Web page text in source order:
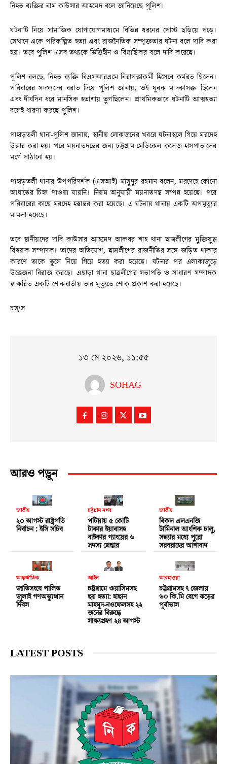
নিহত ব্যক্তির নাম কাউসার আহমেদ বলে জানিয়েছে পুলিশ।
ঘটনাটি নিয়ে সামাজিক যোগাযোগমাধ্যমে বিভিন্ন ধরনের পোস্ট ছড়িয়ে পড়ে।
সেখানে একে পরিকল্পিত হত্যা এবং রাজনৈতিক সম্পৃক্ততার ঘটনা বলে দাবি করা
হয়। তবে পুলিশ এসব তথ্যকে ভিত্তিহীন ও বিভ্রান্তিকর বলে দাবি করেছে।
পুলিশ বলছে, নিহত ব্যক্তি বিএসআরএমে নিরাপত্তাকর্মী হিসেবে কর্মরত ছিলেন।
পরিবারের সদস্যদের বরাত দিয়ে পুলিশ জানায়, ওই যুবক মাদকাসক্ত ছিলেন
এবং দীর্ঘদিন ধরে মানসিক হতাশায় ভুগছিলেন। প্রাথমিকভাবে ঘটনাটি আত্মহত্যা
বলেই ধারণা করছে পুলিশ।
পাহাড়তলী থানা-পুলিশ জানায়, স্থানীয় লোকজনের খবরে ঘটনাস্থলে গিয়ে মরদেহ
উদ্ধার করা হয়। পরে ময়নাতদন্তের জন্য চট্টগ্রাম মেডিকেল কলেজ হাসপাতালের
মর্গে পাঠানো হয়।
পাহাড়তলী থানার উপপরিদর্শক (এসআই) মাসুদুর রহমান বলেন, মরদেহে কোনো
আঘাতের চিহ্ন পাওয়া যায়নি। নিয়ম অনুযায়ী ময়নাতদন্ত সম্পন্ন হয়েছে। পরে
পরিবারের কাছে মরদেহ হস্তান্তর করা হয়েছে। এ ঘটনায় থানায় একটি অপমৃত্যুর
মামলা হয়েছে।
তবে স্থানীয়দের দাবি কাউসার আহমেদ আকবর শাহ থানা ছাত্রলীগের মুক্তিযুদ্ধ
বিষয়ক সম্পাদক। তাদের অভিযোগ, ছাত্রলীগের রাজনীতির সঙ্গে জড়িত থাকার
কারণে তাকে তুলে নিয়ে গিয়ে হত্যা করা হয়েছে। ঘটনার পর এলাকাজুড়ে
উত্তেজনা বিরাজ করছে। এছাড়া থানা ছাত্রলীগের সভাপতি ও সাধারণ সম্পাদক
স্বাক্ষরিত একটি শোকবার্তায় তার মৃত্যুতে শোক প্রকাশ করা হয়েছে।
চস/স
১৩ মে ২০২৬, ১১:৫৫
SOHAG
আরও পড়ুন
জাতীয়
২০ আগস্ট রাষ্ট্রপতি
নির্বাচন : ইসি সচিব
চট্টগ্রাম নগর
পটিয়ায় ৫ কোটি
টাকার ইয়াবাসহ
বাইকার গ্যাংয়ের ৬
সদস্য গ্রেপ্তার
জাতীয়
বিকল এলএনজি
টার্মিনাল আংশিক চালু,
সন্ধ্যার মধ্যে পুরো
সরবরাহের আশাবাদ
আন্তর্জাতিক
জাতিসংঘে পালিত
জুলাই গণঅভ্যুত্থান
দিবস
আইন
চট্টগ্রামে ওয়াসিমসহ
ছয় হত্যা: হাছান
মাহমুদ-নওফেলসহ ২২
জনের বিরুদ্ধে
সাক্ষ্যগ্রহণ ২৪ আগস্ট
আবহাওয়া
চট্টগ্রামসহ ৭ জেলায়
৬০ কি.মি বেগে ঝড়ের
পূর্বাভাস
LATEST POSTS